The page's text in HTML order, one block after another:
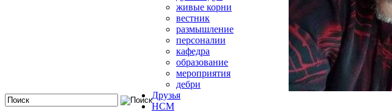
живые корни
вестник
размышление
персоналии
кафедра
образование
мероприятия
дебри
Друзья
HCM